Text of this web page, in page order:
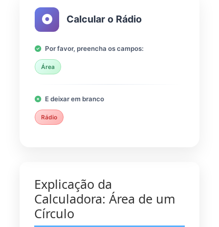
Calcular o Rádio
Por favor, preencha os campos:
Área
E deixar em branco
Rádio
Explicação da
Calculadora: Área de um
Círculo